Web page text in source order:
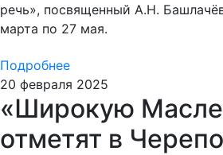
речь», посвященный А.Н.
марта по 27 мая.
Подробнее
20 февраля 2025
«Широкую
отметят в